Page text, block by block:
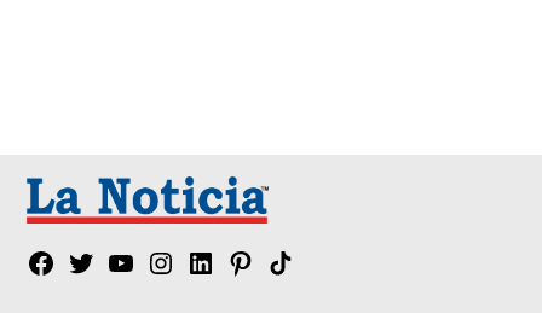
Facebook
TwitterYouTubeInstagram
LinkedinPinterest
Tik